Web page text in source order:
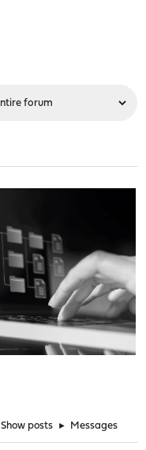
Show posts ► Messages